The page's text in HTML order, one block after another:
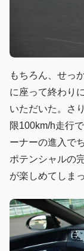
もちろん、せっ
に座って終わり
いただいた。さ
限100km/h走行
ーナーの進入で
ポテンシャルの
が楽しめてしまっ